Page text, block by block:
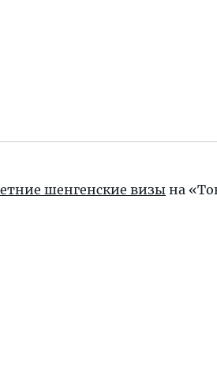
шенгенские визы на